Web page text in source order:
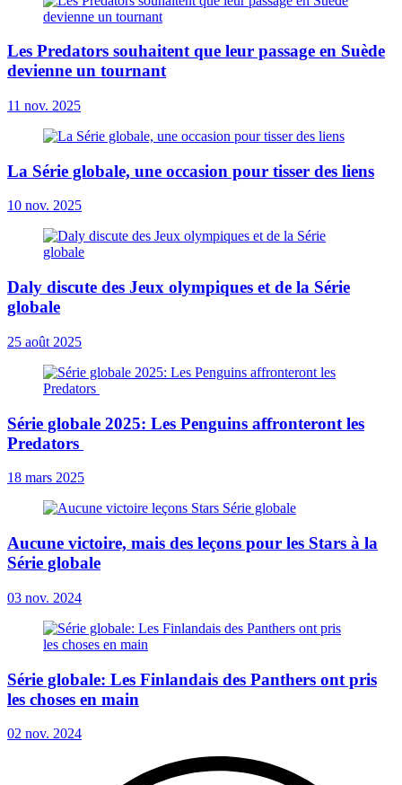
Les Predators souhaitent que leur passage en Suède
devienne un tournant
11 nov. 2025
La Série globale, une occasion pour tisser des liens
10 nov. 2025
Daly discute des Jeux olympiques et de la Série
globale
25 août 2025
Série globale 2025: Les Penguins affronteront les
Predators
18 mars 2025
Aucune victoire, mais des leçons pour les Stars à la
Série globale
03 nov. 2024
Série globale: Les Finlandais des Panthers ont pris
les choses en main
02 nov. 2024